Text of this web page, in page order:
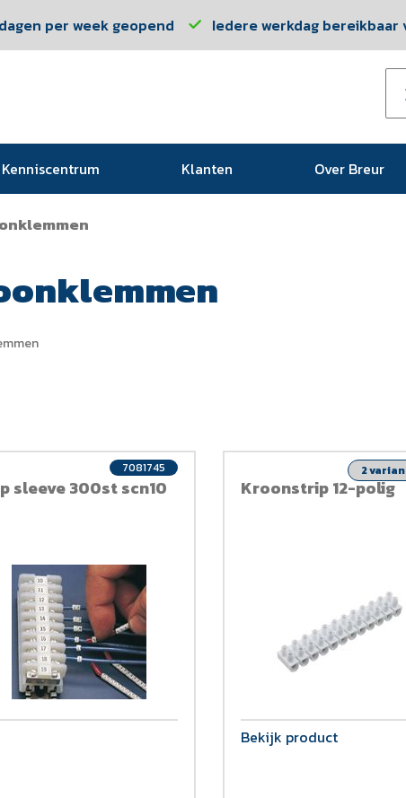
per week geopend Iedere werkdag bereikbaar
Kenniscentrum Klanten Over Breur
sleeve 300st scn10
7081745
Kroonstrip 12-polig
2
Bekijk product